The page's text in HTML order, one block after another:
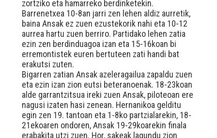
zortziko eta hamarreko berdinketekin.
Barrenetxea 10-8an jarri zen lehen aldiz aurretik,
baina Ansak ez zuen ezustekorik nahi eta 10-12
aurrea hartu zuen berriro. Partidako lehen zatia
ezin zen berdinduagoa izan eta 15-16koan bi
erremontistek euren bertuteen zati handi bat
erakutsi zuten.
Bigarren zatian Ansak azeleragailua zapaldu zuen
eta ezin izan zion eutsi beteranoenak. 18-23koan
alde garrantzitsua ireki zuen Ansak, piloteoan ere
nagusi izaten hasi zenean. Hernanikoa gelditu
egin zen 19. tantoan eta 1-8ko partzialarekin, 18-
21ekoaren ondoren, Ansak 19-29koarekin finala
erabakita utzi zuen. Hor, sakeak lagundu zion